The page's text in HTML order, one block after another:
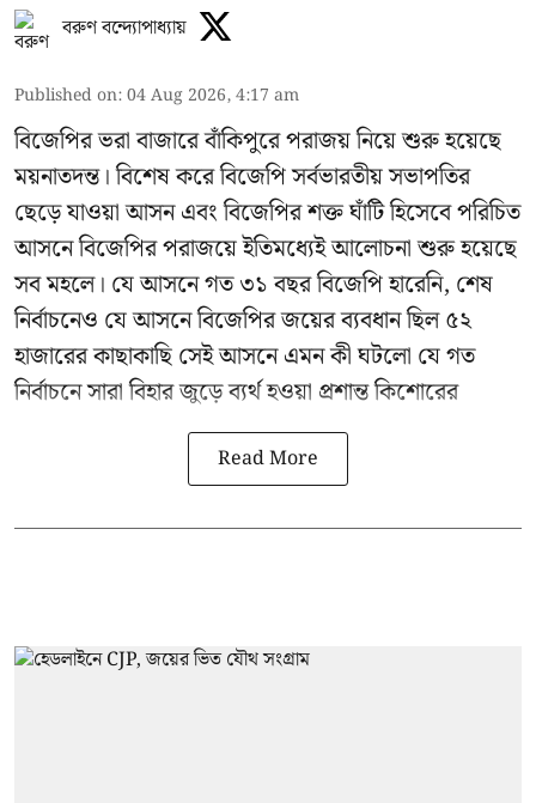
বরুণ বন্দ্যোপাধ্যায়
Published on:04 Aug 2026, 4:17 am
বিজেপির ভরা বাজারে বাঁকিপুরে পরাজয় নিয়ে শুরু হয়েছে
ময়নাতদন্ত। বিশেষ করে বিজেপি সর্বভারতীয় সভাপতির
ছেড়ে যাওয়া আসন এবং বিজেপির শক্ত ঘাঁটি হিসেবে পরিচিত
আসনে বিজেপির পরাজয়ে ইতিমধ্যেই আলোচনা শুরু হয়েছে
সব মহলে। যে আসনে গত ৩১ বছর বিজেপি হারেনি, শেষ
নির্বাচনেও যে আসনে বিজেপির জয়ের ব্যবধান ছিল ৫২
হাজারের কাছাকাছি সেই আসনে এমন কী ঘটলো যে গত
নির্বাচনে সারা বিহার জুড়ে ব্যর্থ হওয়া প্রশান্ত কিশোরের
Read More